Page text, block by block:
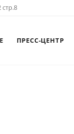
ПРЕСС-ЦЕНТР